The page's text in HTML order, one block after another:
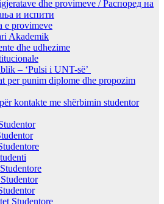
dhe provimeve / Распоред на
и испити
e provimeve
Akademik
dhe udhezime
– ‘Pulsi i UNT-së’
per punim diplome dhe propozim
kontakte me shërbimin studentor
Studentore